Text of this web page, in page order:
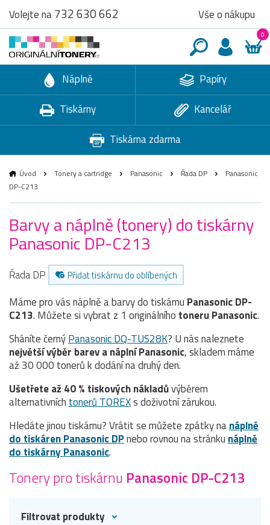
Volejte na732 630 662 Vše o nákupu
0
Náplně
Papíry
Tiskárny
Kancelář
Tiskárna zdarma
Úvod Tonery a cartridge Panasonic Řada DP
Panasonic
DP-C213
Barvy a náplně (tonery) do tiskárny
Panasonic DP-C213
Řada DP Přidat tiskárnu do oblíbených
Máme pro vás náplně a barvy do tiskárnu Panasonic DP-
C213. Můžete si vybrat z 1 originálního toneruPanasonic.
Sháníte černýPanasonic DQ-TUS28K? U nás naleznete
největší výběr barev a náplní Panasonic, skladem máme
až 30 000 tonerů k dodání na druhý den.
Ušetřete až 40 % tiskových nákladůvýběrem
alternativních tonerů TOREXs doživotní zárukou.
Hledáte jinou tiskárnu? Vrátit se můžete zpátky nanáplně
do tiskáren Panasonic DPnebo rovnou na stránku náplně
do tiskárny Panasonic.
Tonery pro tiskárnu Panasonic DP-C213
Filtrovat produkty